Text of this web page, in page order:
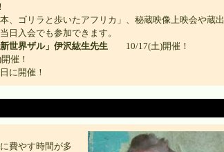
ゴリラと歩いたアフリカ」、秘蔵映像上映会や蔵出
日入会でも参加できます。
世界ザル」伊沢紘生先生 10/17(土)開催！
催！
に開催！
費やす時間が多